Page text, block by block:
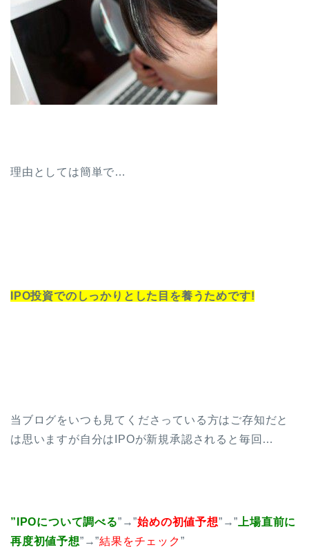
理由としては簡単で…
IPO投資でのしっかりとした目を養うためです!
当ブログをいつも見てくださっている方はご存知だと
は思いますが自分はIPOが新規承認されると毎回…
”IPOについて調べる”→”始めの初値予想”→” 上場直前に
再度初値予想”→”結果をチェック”